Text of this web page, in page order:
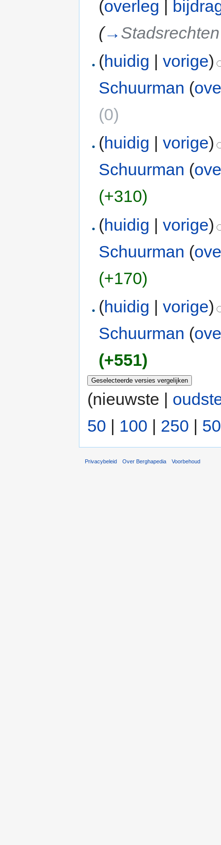
(overleg |
(→
(huidig |vorige)
Schuurman (
(0)
(huidig |vorige)
Schuurman (
(+310)
(huidig |vorige)
Schuurman (
(+170)
(huidig |vorige)
Schuurman (
(+551)
(nieuwste |
50 | 100 | 250 |
Privacybeleid Over Berghapedia Voorbehoud